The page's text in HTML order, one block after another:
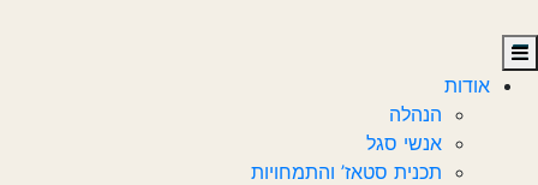
אודות
הנהלה
אנשי סגל
תכנית סטאז’ והתמחויות